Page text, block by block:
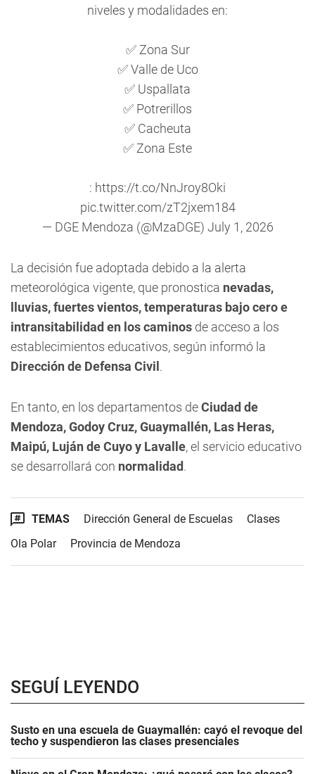
niveles y modalidades en:
✅ Zona Sur
✅ Valle de Uco
✅ Uspallata
✅ Potrerillos
✅ Cacheuta
✅ Zona Este
: https://t.co/NnJroy8Oki
pic.twitter.com/zT2jxem184
— DGE Mendoza (@MzaDGE) July 1, 2026
La decisión fue adoptada debido a la alerta
meteorológica vigente, que pronostica nevadas,
lluvias, fuertes vientos, temperaturas bajo cero e
intransitabilidad en los caminos de acceso a los
establecimientos educativos, según informó la
Dirección de Defensa Civil .
En tanto, en los departamentos deCiudad de
Mendoza, Godoy Cruz, Guaymallén, Las Heras,
Maipú, Luján de Cuyo y Lavalle, el servicio educativo
se desarrollará con normalidad.
TEMAS Dirección General de Escuelas
Clases
Ola Polar
Provincia de Mendoza
SEGUÍ LEYENDO
Susto en una escuela de Guaymallén: cayó el revoque del
techo y suspendieron las clases presenciales